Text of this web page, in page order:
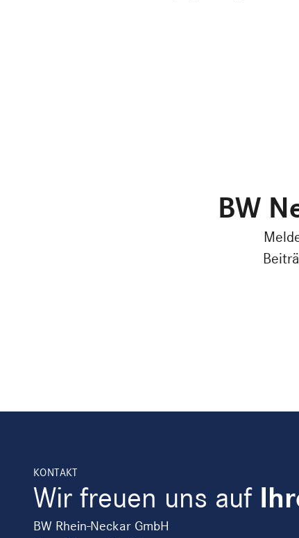
BW
KONTAKT
Wir freuen uns auf
BW Rhein-Neckar GmbH